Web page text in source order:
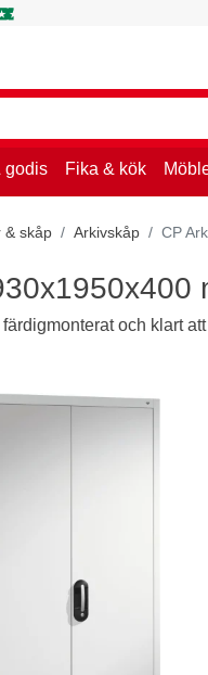
godis Fika & kök
& skåp Arkivskåp CP
och klart